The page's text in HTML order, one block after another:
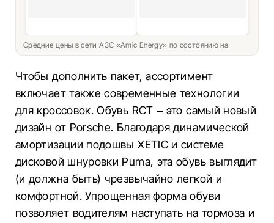
Средние цены в сети АЗС «Amic Energy» по состоянию на
Чтобы дополнить пакет, ассортимент
включает также современные технологии
для кроссовок. Обувь RCT – это самый новый
дизайн от Porsche. Благодаря динамической
амортизации подошвы XETIC и системе
дисковой шнуровки Puma, эта обувь выглядит
(и должна быть) чрезвычайно легкой и
комфортной. Упрощенная форма обуви
позволяет водителям наступать на тормоза и